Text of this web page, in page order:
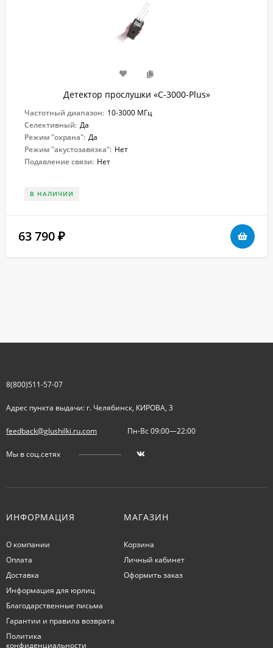
Детектор прослушки «C-3000-Plus»
Частотный диапазон: 10-3000 МГц
Селективный: Да
Режим "охрана": Да
Режим "акустозавязка": Нет
Подавление связи: Нет
В НАЛИЧИИ
63 790 ₽
8(800)511-57-07
Адрес пункта выдачи: г. Челябинск, КИРОВА, 3
feedback@glushilki.ru.com Пн-Вс 09:00—22:00
Мы в соц.сетях
ИНФОРМАЦИЯ
О компании
Оплата
Доставка
Информация для юрлиц
Благодарственные письма
Гарантии и правила возврата
Политика
конфиденциальности
МАГАЗИН
Корзина
Личный кабинет
Оформить заказ